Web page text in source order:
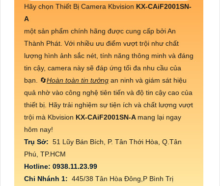
Hãy chọn Thiết Bị Camera Kbvision KX-CAiF2001SN-
A
một sản phẩm chính hãng được cung cấp bởi An
Thành Phát. Với nhiều ưu điểm vượt trội như chất
lượng hình ảnh sắc nét, tính năng thông minh và đáng
tin cậy, camera này sẽ đáp ứng tối đa nhu cầu của
bạn. 🔄Hoàn toàn tin tưởng an ninh và giám sát hiệu
quả nhờ vào công nghệ tiên tiến và độ tin cậy cao của
thiết bị. Hãy trải nghiệm sự tiện ích và chất lượng vượt
trội mà Kbvision KX-CAiF2001SN-A mang lại ngay
hôm nay!
Trụ Sở: 51 Lũy Bán Bích, P. Tân Thới Hòa, Q.Tân
Phú, TP.HCM
Hotline: 0938.11.23.99
Chi Nhánh 1: 445/38 Tân Hòa Đông,P Bình Trị